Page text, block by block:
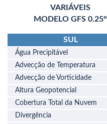
VARIÁVEIS
MODELO GFS 0.25°
SUL
Água Precipitável
Advecção de Temperatura
Advecção de Vorticidade
Altura Geopotencial
Cobertura Total da Nuvem
Divergência